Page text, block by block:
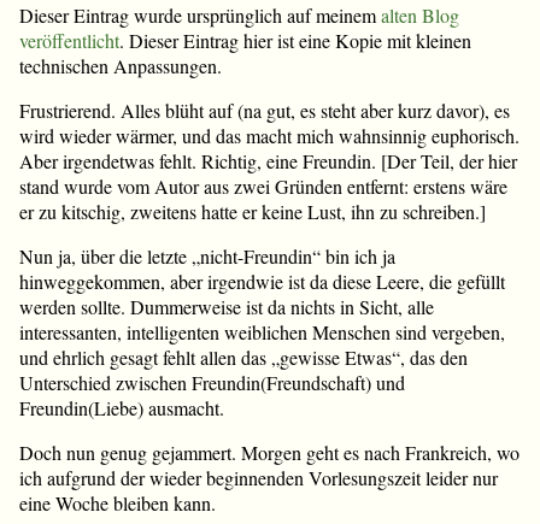
Dieser Eintrag wurde ursprünglich auf meinemalten Blog
veröffentlicht. Dieser Eintrag hier ist eine Kopie mit kleinen
technischen Anpassungen.
Frustrierend. Alles blüht auf (na gut, es steht aber kurz davor), es
wird wieder wärmer, und das macht mich wahnsinnig euphorisch.
Aber irgendetwas fehlt. Richtig, eine Freundin. [Der Teil, der hier
stand wurde vom Autor aus zwei Gründen entfernt: erstens wäre
er zu kitschig, zweitens hatte er keine Lust, ihn zu schreiben.]
Nun ja, über die letzte „nicht-Freundin“ bin ich ja
hinweggekommen, aber irgendwie ist da diese Leere, die gefüllt
werden sollte. Dummerweise ist da nichts in Sicht, alle
interessanten, intelligenten weiblichen Menschen sind vergeben,
und ehrlich gesagt fehlt allen das „gewisse Etwas“, das den
Unterschied zwischen Freundin(Freundschaft) und
Freundin(Liebe) ausmacht.
Doch nun genug gejammert. Morgen geht es nach Frankreich, wo
ich aufgrund der wieder beginnenden Vorlesungszeit leider nur
eine Woche bleiben kann.